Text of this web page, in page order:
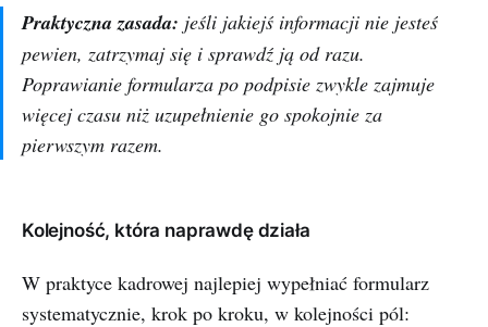
Praktyczna zasada: jeśli jakiejś informacji nie jesteś
pewien, zatrzymaj się i sprawdź ją od razu.
Poprawianie formularza po podpisie zwykle zajmuje
więcej czasu niż uzupełnienie go spokojnie za
pierwszym razem.
Kolejność, która naprawdę działa
W praktyce kadrowej najlepiej wypełniać formularz
systematycznie, krok po kroku, w kolejności pól: